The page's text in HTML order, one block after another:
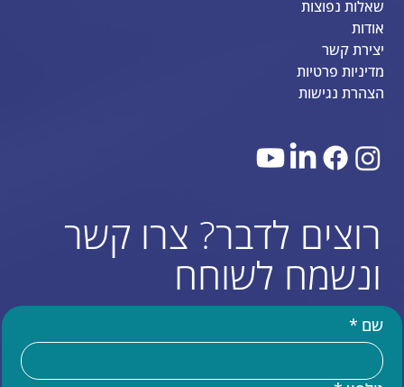
שאלות נפוצות
אודות
יצירת קשר
מדיניות פרטיות
הצהרת נגישות
שם *
רוצים לדבר? צרו קשר
ונשמח לשוחח